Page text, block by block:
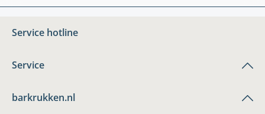
Service hotline
Service
barkrukken.nl